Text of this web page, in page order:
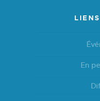
En